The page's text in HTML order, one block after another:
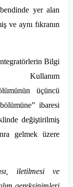
yer alan
ve aynı fıkranın
Bilgi
Kullanım
üçüncü
ibaresi
değiştirilmiş
gelmek üzere
iletilmesi ve